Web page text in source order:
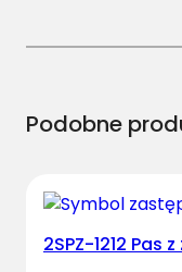
a
Podobne
2SPZ-1212 Pas